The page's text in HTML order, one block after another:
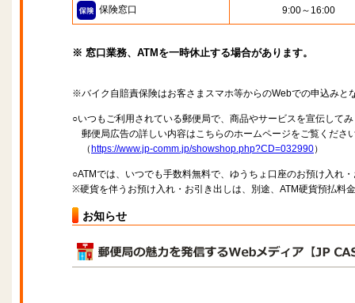
保険窓口 9:00～16:00
※ 窓口業務、ATMを一時休止する場合があります。
※バイク自賠責保険はお客さまスマホ等からのWebでの申込みと
○いつもご利用されている郵便局で、商品やサービスを宣伝して
郵便局広告の詳しい内容はこちらのホームページをご覧くださ
（ https://www.jp-comm.jp/showshop.php?CD=032990）
○ATMでは、いつでも手数料無料で、ゆうちょ口座のお預け入れ
※硬貨を伴うお預け入れ・お引き出しは、別途、ATM硬貨預払料
お知らせ